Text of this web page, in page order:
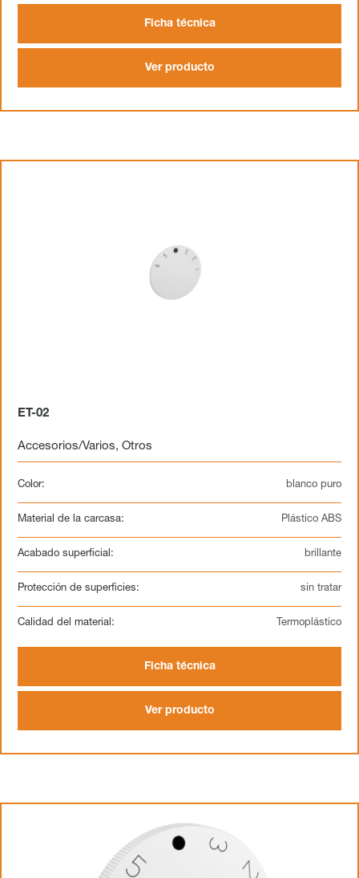
Ficha técnica
Ver producto
ET-02
Accesorios/Varios, Otros
Color: blanco puro
Material de la carcasa: Plástico ABS
Acabado superficial: brillante
Protección de superficies: sin tratar
Calidad del material: Termoplástico
Ficha técnica
Ver producto